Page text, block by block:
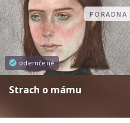
odemčené
PORADNA
Strach o mámu